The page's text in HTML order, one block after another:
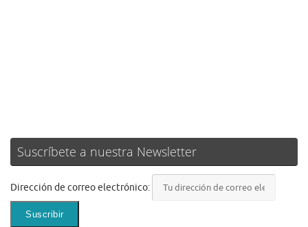
Suscríbete a nuestra Newsletter
Dirección de correo electrónico: